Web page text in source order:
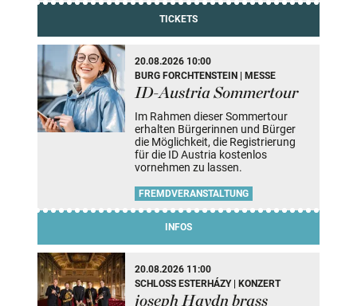
TICKETS
20.08.2026 10:00
BURG FORCHTENSTEIN | MESSE
ID-Austria Sommertour
Im Rahmen dieser Sommertour
erhalten Bürgerinnen und Bürger
die Möglichkeit, die Registrierung
für die ID Austria kostenlos
vornehmen zu lassen.
FREMDVERANSTALTUNG
INFOS
20.08.2026 11:00
SCHLOSS ESTERHÁZY | KONZERT
joseph Haydn brass